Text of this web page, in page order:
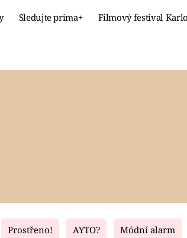
Sledujte prima+ Filmový festival
Living
Prostřeno! AYTO? Módní alarm